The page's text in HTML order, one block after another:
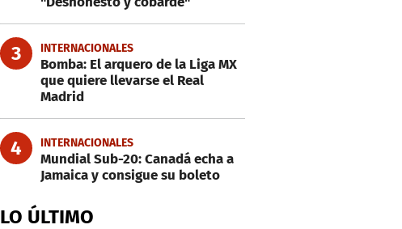
3 INTERNACIONALES
Bomba: El arquero de la Liga MX
que quiere llevarse el Real
Madrid
4 INTERNACIONALES
Mundial Sub-20: Canadá echa a
Jamaica y consigue su boleto
LO ÚLTIMO